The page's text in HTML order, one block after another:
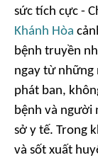
sức tích cực -
Khánh Hòa
bệnh truyền
ngay từ những
phát ban,
bệnh và người
sở y tế. Trong
và sốt xuất